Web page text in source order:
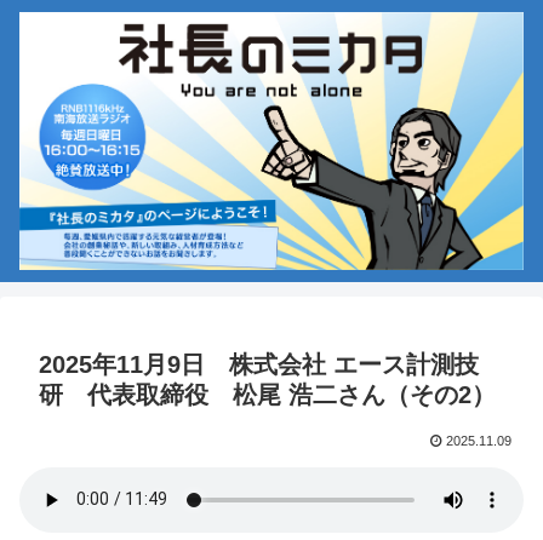
2025年11月9日 株式会社 エース計測技
研 代表取締役 松尾 浩二さん（その2）
2025.11.09